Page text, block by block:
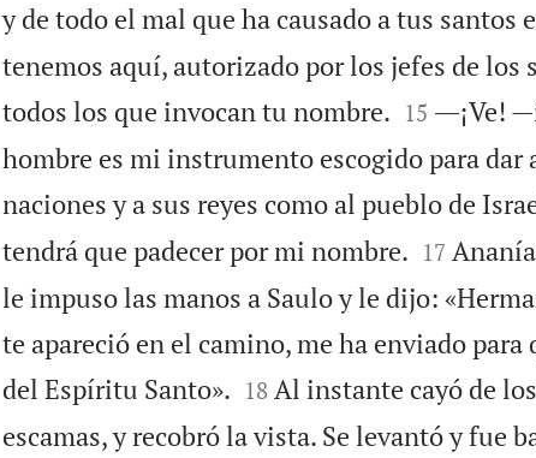
y de todo el mal que ha causado a tus santos
tenemos aquí, autorizado por los jefes de los
todos los que invocan tu nombre.
15 ―¡Ve!
hombre es mi instrumento escogido para dar
naciones y a sus reyes como al pueblo de
tendrá que padecer por mi nombre.
17
le impuso las manos a Saulo y le dijo:
te apareció en el camino, me ha enviado
del Espíritu Santo».
18 Al instante cayó de
escamas, y recobró la vista. Se levantó y fue